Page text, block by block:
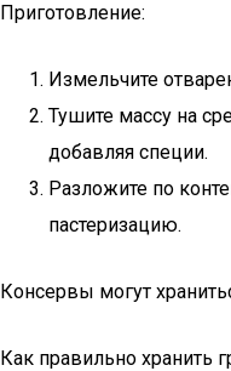
Приготовление:
Измельчите
Тушите массу на
добавляя специи.
Разложите по
пастеризацию.
Консервы могут
Как правильно хранить